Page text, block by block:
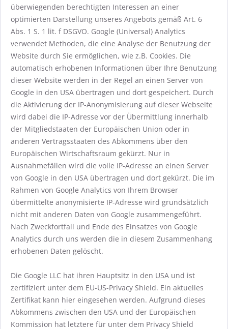
überwiegenden berechtigten Interessen an einer
optimierten Darstellung unseres Angebots gemäß Art. 6
Abs. 1 S. 1 lit. f DSGVO. Google (Universal) Analytics
verwendet Methoden, die eine Analyse der Benutzung der
Website durch Sie ermöglichen, wie z.B. Cookies. Die
automatisch erhobenen Informationen über Ihre Benutzung
dieser Website werden in der Regel an einen Server von
Google in den USA übertragen und dort gespeichert. Durch
die Aktivierung der IP-Anonymisierung auf dieser Webseite
wird dabei die IP-Adresse vor der Übermittlung innerhalb
der Mitgliedstaaten der Europäischen Union oder in
anderen Vertragsstaaten des Abkommens über den
Europäischen Wirtschaftsraum gekürzt. Nur in
Ausnahmefällen wird die volle IP-Adresse an einen Server
von Google in den USA übertragen und dort gekürzt. Die im
Rahmen von Google Analytics von Ihrem Browser
übermittelte anonymisierte IP-Adresse wird grundsätzlich
nicht mit anderen Daten von Google zusammengeführt.
Nach Zweckfortfall und Ende des Einsatzes von Google
Analytics durch uns werden die in diesem Zusammenhang
erhobenen Daten gelöscht.
Die Google LLC hat ihren Hauptsitz in den USA und ist
zertifiziert unter dem EU-US-Privacy Shield. Ein aktuelles
Zertifikat kann hier eingesehen werden. Aufgrund dieses
Abkommens zwischen den USA und der Europäischen
Kommission hat letztere für unter dem Privacy Shield